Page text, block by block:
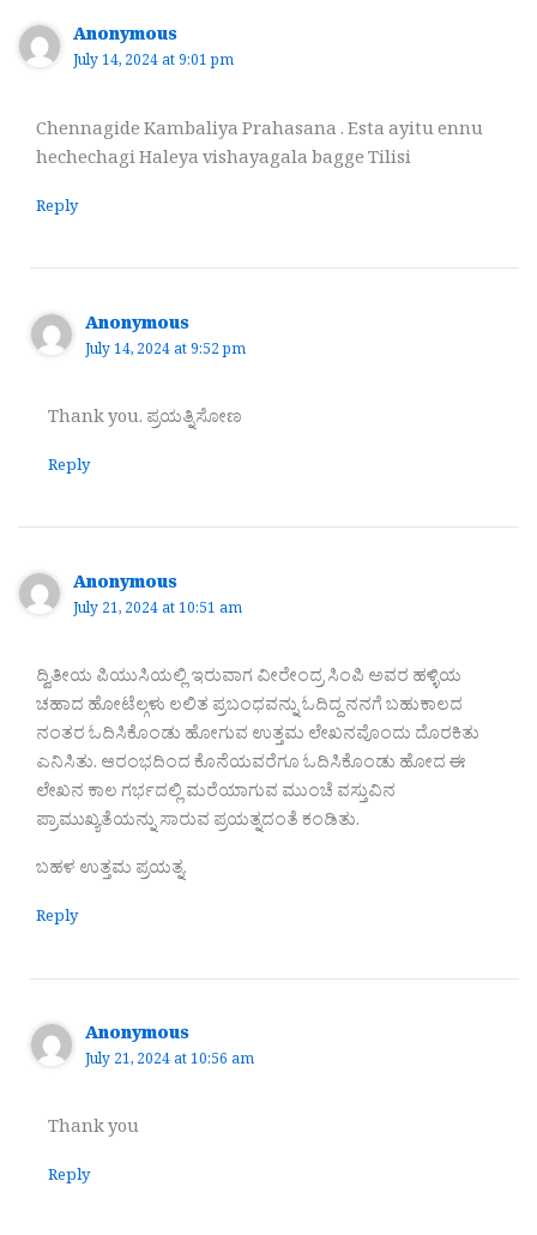
Anonymous
July 14, 2024 at 9:01 pm
Chennagide Kambaliya Prahasana . Esta ayitu ennu
hechechagi Haleya vishayagala bagge Tilisi
Reply
Anonymous
July 14, 2024 at 9:52 pm
Thank you. ಪ್ರಯತ್ನಿಸೋಣ
Reply
Anonymous
July 21, 2024 at 10:51 am
ದ್ವಿತೀಯ ಪಿಯುಸಿಯಲ್ಲಿ ಇರುವಾಗ ವೀರೇಂದ್ರ ಸಿಂಪಿ ಅವರ ಹಳ್ಳಿಯ
ಚಹಾದ ಹೋಟೆಲ್ಗಳು ಲಲಿತ ಪ್ರಬಂಧವನ್ನು ಓದಿದ್ದ ನನಗೆ ಬಹುಕಾಲದ
ನಂತರ ಓದಿಸಿಕೊಂಡು ಹೋಗುವ ಉತ್ತಮ ಲೇಖನವೊಂದು ದೊರಕಿತು
ಎನಿಸಿತು. ಆರಂಭದಿಂದ ಕೊನೆಯವರೆಗೂ ಓದಿಸಿಕೊಂಡು ಹೋದ ಈ
ಲೇಖನ ಕಾಲ ಗರ್ಭದಲ್ಲಿ ಮರೆಯಾಗುವ ಮುಂಚೆ ವಸ್ತುವಿನ
ಪ್ರಾಮುಖ್ಯತೆಯನ್ನು ಸಾರುವ ಪ್ರಯತ್ನದಂತೆ ಕಂಡಿತು.
ಬಹಳ ಉತ್ತಮ ಪ್ರಯತ್ನ.
Reply
Anonymous
July 21, 2024 at 10:56 am
Thank you
Reply